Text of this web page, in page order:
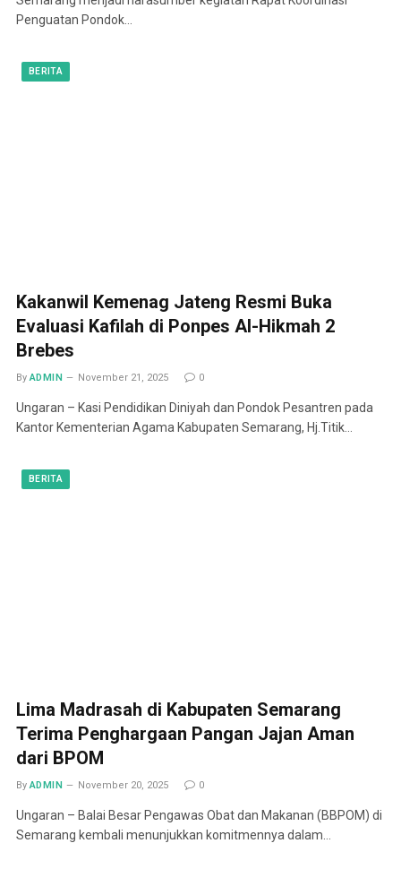
Penguatan Pondok…
BERITA
Kakanwil Kemenag Jateng Resmi Buka
Evaluasi Kafilah di Ponpes Al-Hikmah 2
Brebes
By ADMIN November 21, 2025 0
Ungaran – Kasi Pendidikan Diniyah dan Pondok Pesantren pada
Kantor Kementerian Agama Kabupaten Semarang, Hj.Titik…
BERITA
Lima Madrasah di Kabupaten Semarang
Terima Penghargaan Pangan Jajan Aman
dari BPOM
By ADMIN November 20, 2025 0
Ungaran – Balai Besar Pengawas Obat dan Makanan (BBPOM) di
Semarang kembali menunjukkan komitmennya dalam…